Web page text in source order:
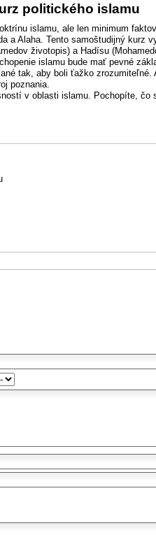
politického islamu
islamu, ale len minimum
a Alaha. Tento samoštudijný kurz
životopis) a Hadísu
islamu bude mať pevné
tak, aby boli ťažko
poznania.
v oblasti islamu. Pochopíte,